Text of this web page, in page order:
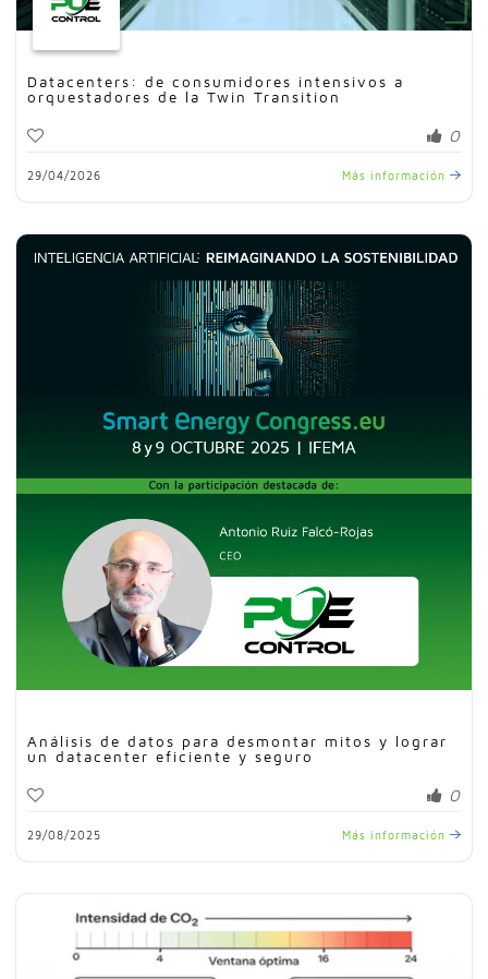
Datacenters: de consumidores intensivos a
orquestadores de la Twin Transition
0
29/04/2026 Más información
Análisis de datos para desmontar mitos y lograr
un datacenter eficiente y seguro
0
29/08/2025 Más información